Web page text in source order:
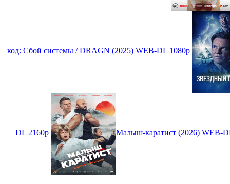
код: Сбой системы / DRAGN (2025) WEB-DL 1080p
DL 2160p Малыш-каратист (2026) WEB-